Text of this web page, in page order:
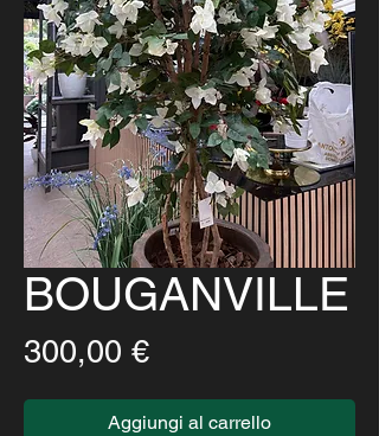
BOUGANVILLE
300,00 €Prezzo
Aggiungi al carrello